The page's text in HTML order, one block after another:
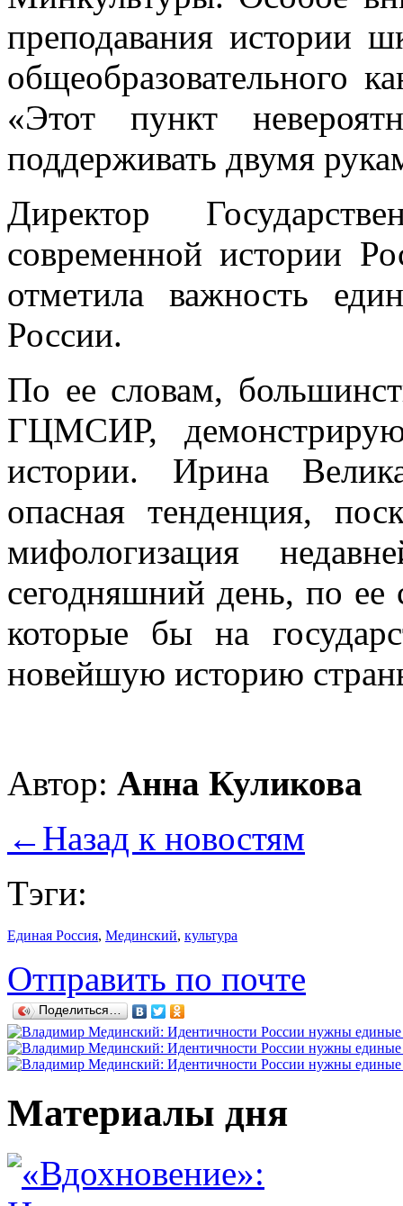
преподавания истории
общеобразовательного
«Этот пункт
поддерживать двумя
Директор
современной истории
отметила важность
России.
По ее словам,
ГЦМСИР,
истории. Ирина
опасная тенденция,
мифологизация
сегодняшний день, по ее
которые бы на
новейшую историю
Автор: Анна Куликова
← Назад к новостям
Тэги:
Единая Россия, Мединский, культура
Отправить по почте
Поделиться…
Материалы дня